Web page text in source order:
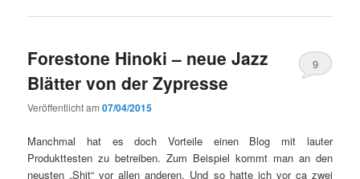
Forestone Hinoki – neue Jazz
Blätter von der Zypresse
Veröffentlicht am07/04/2015
9
Manchmal hat es doch Vorteile einen Blog mit lauter
Produkttesten zu betreiben. Zum Beispiel kommt man an den
neusten „Shit“ vor allen anderen. Und so hatte ich vor ca zwei